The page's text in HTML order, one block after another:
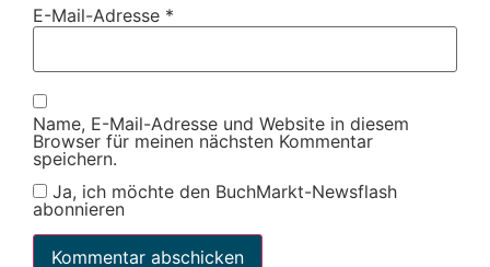
E-Mail-Adresse *
Name, E-Mail-Adresse und Website in diesem
Browser für meinen nächsten Kommentar
speichern.
Ja, ich möchte den BuchMarkt-Newsflash
abonnieren